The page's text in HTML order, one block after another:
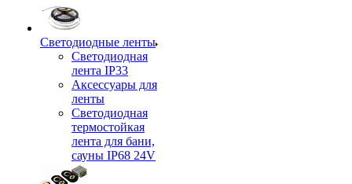
Светодиодные ленты
Светодиодная
лента IP33
Аксессуары для
ленты
Светодиодная
термостойкая
лента для бани,
сауны IP68 24V